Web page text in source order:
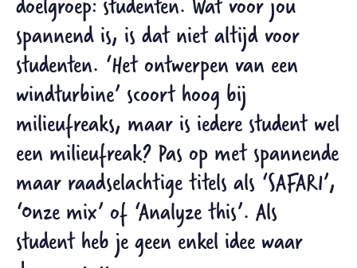
spannend is, is dat niet altijd voor
studenten. ‘Het ontwerpen van een
windturbine’ scoort hoog bij
milieufreaks, maar is iedere student wel
een milieufreak? Pas op met spannende
maar raadselachtige titels als ‘SAFARI’,
‘Onze mix’ of ‘Analyze this’. Als
student heb je geen enkel idee waar